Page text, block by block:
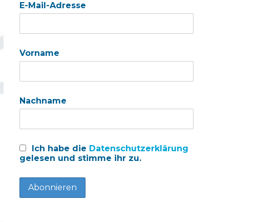
E-Mail-Adresse
Vorname
Nachname
Ich habe die Datenschutzerklärung
gelesen und stimme ihr zu.